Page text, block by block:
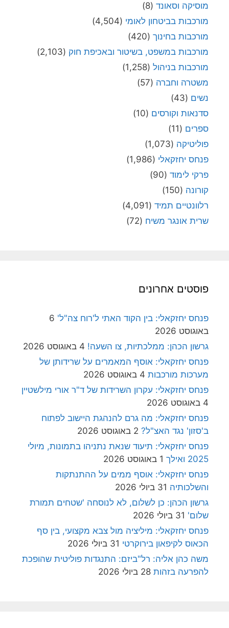
מוסיקה וסאונד (8)
מורכבות בביטחון לאומי (4,504)
מורכבות בחינוך (420)
מורכבות במשפט, בשיטור ובאכיפת חוק (2,103)
מורכבות בניהול (1,258)
משטרה וחברה (57)
נשים (43)
סדנאות וקורסים (10)
ספרים (11)
פוליטיקה (1,073)
פנחס יחזקאלי (1,986)
פרקי לימוד (90)
קורונה (150)
רלוונטיים תמיד (4,091)
שרית אונגר משיח (72)
פוסטים אחרונים
פנחס יחזקאלי: בין הקוד האתי ל'רוח צה"ל' 6
באוגוסט 2026
גרשון הכהן: ממלכתיות, צו השעה! 4 באוגוסט 2026
פנחס יחזקאלי: אוסף המאמרים על שרידותן של
מערכות מורכבות 4 באוגוסט 2026
פנחס יחזקאלי: עקרון השרידות של ד"ר אורי מילשטיין
4 באוגוסט 2026
פנחס יחזקאלי: מה גרם להנהגת היישוב לפתוח
ב'סזון' נגד האצ"ל? 2 באוגוסט 2026
פנחס יחזקאלי: תיעוד שנאת נתניהו בתמונות, מיולי
2025 ואילך
1 באוגוסט 2026
פנחס יחזקאלי: אוסף ממים על ההתנתקות
והשלכותיה 31 ביולי 2026
גרשון הכהן: כן לשלום, לא לנוסחה 'שטחים תמורת
שלום' 31 ביולי 2026
פנחס יחזקאלי: מיליציה מול צבא מקצועי, בין סף
הכאוס לקיפאון בירוקרטי 31 ביולי 2026
משה כהן אליה: רל"ביזם: התנגדות פוליטית שהופכת
להפרעה בזהות 28 ביולי 2026